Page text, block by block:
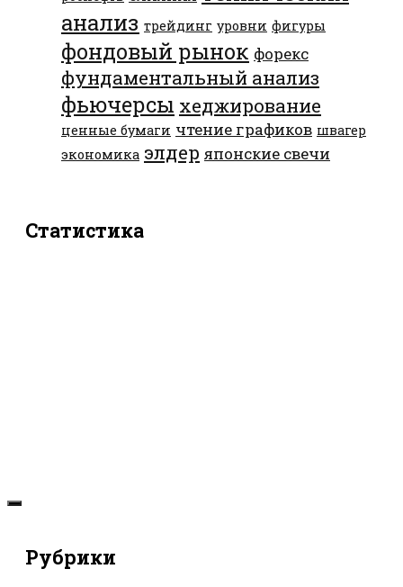
анализ трейдинг уровни фигуры
фондовый рынок форекс
фундаментальный анализ
фьючерсы хеджирование
ценные бумаги чтение графиков швагер
экономика элдер японские свечи
Статистика
Рубрики